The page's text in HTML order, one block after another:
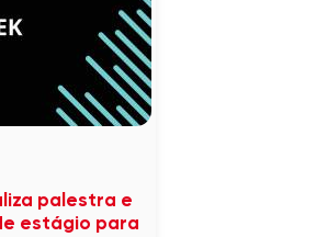
palestra e
estágio para